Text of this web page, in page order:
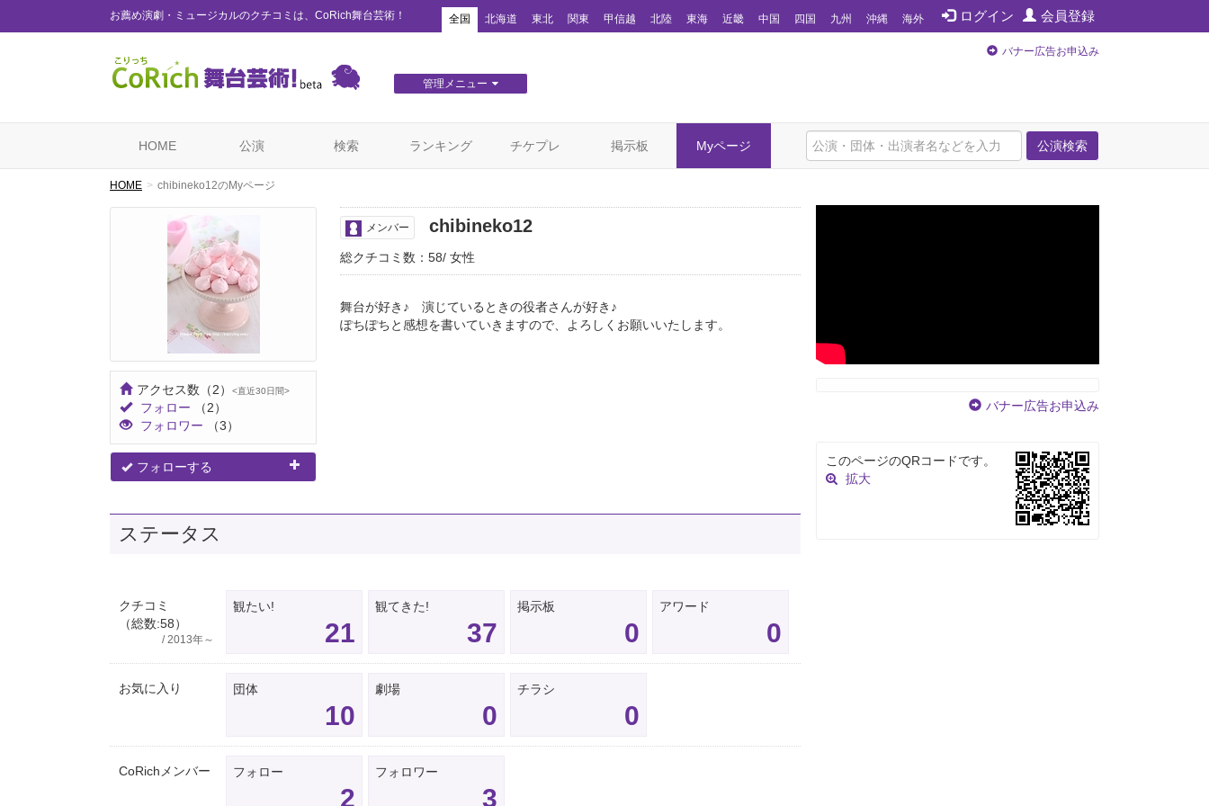
お薦め演劇・ミュージカルのクチコミは、CoRich舞台芸術！ ログイン 会員登録
全国 北海道 東北 関東 甲信越 北陸 東海 近畿 中国 四国 九州 沖縄 海外
管理メニュー
バナー広告お申込み
公演検索
HOME 公演 検索 ランキング チケプレ 掲示板 Myページ
HOME chibineko12のMyページ
アクセス数 （2） <直近30日間>
フォロー
（2）
フォロワー
（3）
フォローする
メンバー chibineko12
総クチコミ数：58 女性
舞台が好き♪ 演じているときの役者さんが好き♪
ぽちぽちと感想を書いていきますので、よろしくお願いいたします。
ステータス
クチコミ
（総数:58）
/ 2013年～
観たい!
21
観てきた!
37
掲示板
0
アワード
0
お気に入り 団体
10
劇場
0
チラシ
0
CoRichメンバー フォロー
2
フォロワー
3
バナー広告お申込み
このページのQRコードです。
拡大